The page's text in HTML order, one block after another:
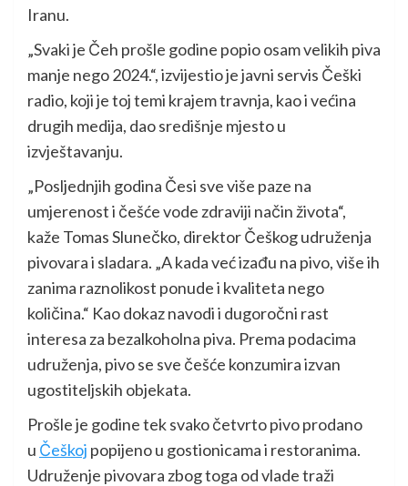
Iranu.
„Svaki je Čeh prošle godine popio osam velikih piva
manje nego 2024.“, izvijestio je javni servis Češki
radio, koji je toj temi krajem travnja, kao i većina
drugih medija, dao središnje mjesto u
izvještavanju.
„Posljednjih godina Česi sve više paze na
umjerenost i češće vode zdraviji način života“,
kaže Tomas Slunečko, direktor Češkog udruženja
pivovara i sladara. „A kada već izađu na pivo, više ih
zanima raznolikost ponude i kvaliteta nego
količina.“ Kao dokaz navodi i dugoročni rast
interesa za bezalkoholna piva. Prema podacima
udruženja, pivo se sve češće konzumira izvan
ugostiteljskih objekata.
Prošle je godine tek svako četvrto pivo prodano
u Češkoj popijeno u gostionicama i restoranima.
Udruženje pivovara zbog toga od vlade traži